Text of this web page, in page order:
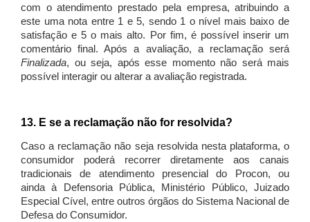
com o atendimento prestado pela empresa, atribuindo a
este uma nota entre 1 e 5, sendo 1 o nível mais baixo de
satisfação e 5 o mais alto. Por fim, é possível inserir um
comentário final. Após a avaliação, a reclamação será
Finalizada, ou seja, após esse momento não será mais
possível interagir ou alterar a avaliação registrada.
13. E se a reclamação não for resolvida?
Caso a reclamação não seja resolvida nesta plataforma, o
consumidor poderá recorrer diretamente aos canais
tradicionais de atendimento presencial do Procon, ou
ainda à Defensoria Pública, Ministério Público, Juizado
Especial Cível, entre outros órgãos do Sistema Nacional de
Defesa do Consumidor.